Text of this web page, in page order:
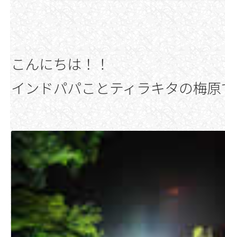
こんにちは！！
インドパパことティラキタの梅原